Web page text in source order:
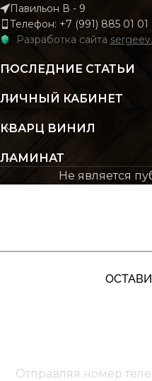
Павильон В - 9
Телефон: +7 (991) 885 01 01
Разработка сайта
ПОСЛЕДНИЕ СТАТЬИ
ЛИЧНЫЙ КАБИНЕТ
КВАРЦ ВИНИЛ
ЛАМИНАТ
Не является
Отправляя номер